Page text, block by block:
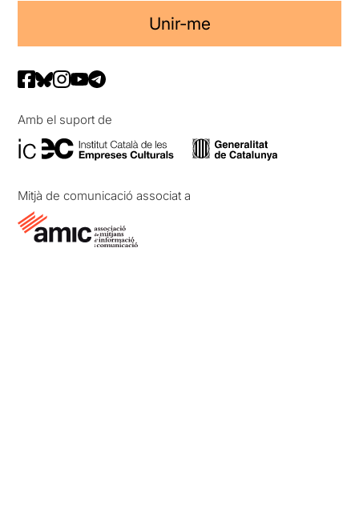
Unir-me
Amb el suport de
Mitjà de comunicació associat a